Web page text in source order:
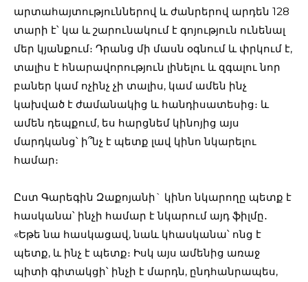
արտահայտություններով և ժանրերով արդեն 128
տարի է՝ կա և շարունակում է գոյություն ունենալ
մեր կյանքում։ Դրանց մի մասն օգնում և փրկում է,
տալիս է հնարավորություն լինելու և զգալու նոր
բաներ կամ ոչինչ չի տալիս, կամ ամեն ինչ
կախված է ժամանակից և հանդիսատեսից։ և
ամեն դեպքում, ես հարցնեմ կինոյից այս
մարդկանց՝ ի՞նչ է պետք լավ կինո նկարելու
համար։
Ըստ Գարեգին Զաքոյանի` կինո նկարողը պետք է
հասկանա՝ ինչի համար է նկարում այդ ֆիլմը․
«Եթե նա հասկացավ, նաև կհասկանա՝ ոնց է
պետք, և ինչ է պետք։ Իսկ այս ամենից առաջ
պիտի գիտակցի՝ ինչի է մարդն, ընդհանրապես,